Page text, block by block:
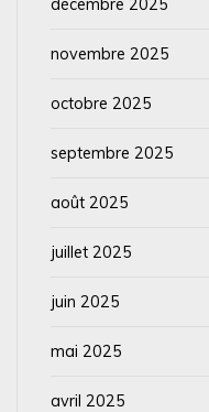
décembre 2025
novembre 2025
octobre 2025
septembre 2025
août 2025
juillet 2025
juin 2025
mai 2025
avril 2025